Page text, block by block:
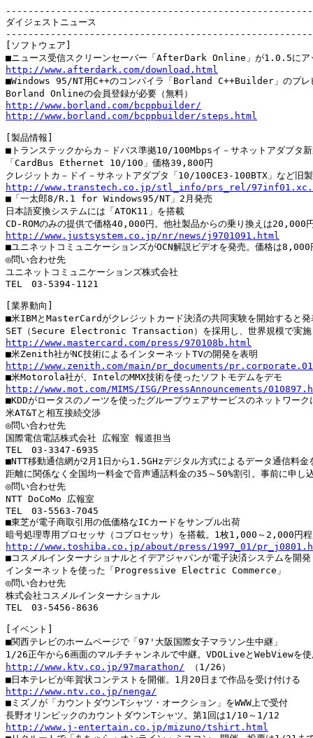
ダイジェストニュース
[ソフトウェア]
http://www.afterdark.com/download.html
■Windows 95/NT用C++のコンパイラ「Borland C++Builder」のプレ
http://www.borland.com/bcppbuilder/
http://www.borland.com/bcppbuilder/steps.html
[製品情報]
■トランステックからカ－ドバス準拠10/100Mbpsイ－サネットアダプタ
「CardBus Ethernet 10/100」価格39,800円
http://www.transtech.co.jp/stl_info/prs_rel/
■「一太郎8/R.1 for Windows95/NT」2月発売
日本語変換システムには「ATOK11」を搭載
http://www.justsystem.co.jp/nr/news/j9701091.html
■ユニネットコミュニケーションズがOCN解説ビデオを発売。価格は8,000
◎問い合わせ先
ユニネットコミュニケーションズ株式会社
TEL　03-5394-1121
[業界動向]
■米IBMとMasterCardがクレジットカード決済の共同実験を開始すると発
http://www.mastercard.com/press/970108b.html
http://www.zenith.com/main/pr_documents/
http://www.mot.com/MIMS/ISG/PressAnnouncements/
■KDDがロータスのノーツを使ったグループウェアサービスのネットワーク
米AT&Tと相互接続交渉
◎問い合わせ先
国際電信電話株式会社 広報室 報道担当
TEL　03-3347-6935
■NTT移動通信網が2月1日から1.5GHzデジタル方式によるデータ通信料金
距離に関係なく全国均一料金で音声通話料金の35～50%割引。事前に申し
◎問い合わせ先
NTT DoCoMo 広報室
TEL　03-5563-7045
■東芝が電子商取引用の低価格なICカードをサンプル出荷
http://www.toshiba.co.jp/about/press/1997_01/
■コスメルインターナショナルとイデアジャパンが電子決済システムを開発
インターネットを使った「Progressive Electric Commerce」
◎問い合わせ先
株式会社コスメルインターナショナル
TEL　03-5456-8636
[イベント]
■関西テレビのホームページで「97'大阪国際女子マラソン生中継」
http://www.ktv.co.jp/97marathon/ （1/26）
http://www.ntv.co.jp/nenga/
■ミズノが「カウントダウンTシャツ・オークション」をWWW上で受付
http://www.j-entertain.co.jp/mizuno/tshirt.html